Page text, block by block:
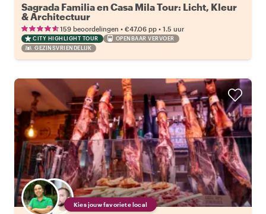
Sagrada Familia en Casa Mila Tour: Licht, Kleur
& Architectuur
159 beoordelingen • €47.06 pp • 1.5 uur
CITY HIGHLIGHT TOUR
OPENBAAR VERVOER
GEZINSVRIENDELIJK
Kies jouw favoriete local